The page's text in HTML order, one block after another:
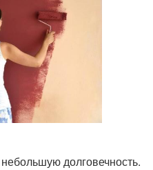
долговечность.